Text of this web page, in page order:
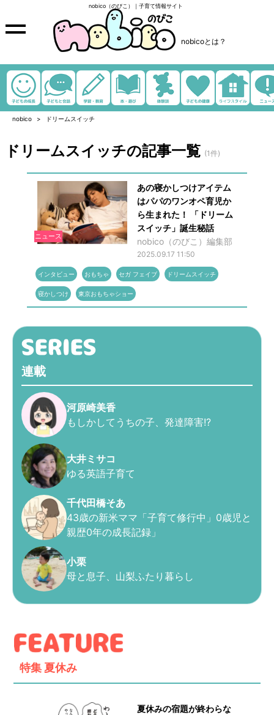
nobico（のびこ）｜子育て情報サイト
nobicoとは？
nobico ドリームスイッチ
ドリームスイッチの記事一覧 (1件)
ニュース
あの寝かしつけアイテム
はパパのワンオペ育児か
ら生まれた！ 「ドリーム
スイッチ」誕生秘話
nobico（のびこ）編集部
2025.09.17 11:50
インタビュー おもちゃ セガ フェイブ ドリームスイッチ
寝かしつけ 東京おもちゃショー
連載
河原崎美香
もしかしてうちの子、発達障害!?
大井ミサコ
ゆる英語子育て
千代田橋そあ
43歳の新米ママ「子育て修行中」0歳児と
親歴0年の成長記録」
小栗
母と息子、山梨ふたり暮らし
特集 夏休み
夏休みの宿題が終わらな